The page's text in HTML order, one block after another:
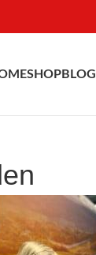
SHOPBLOG